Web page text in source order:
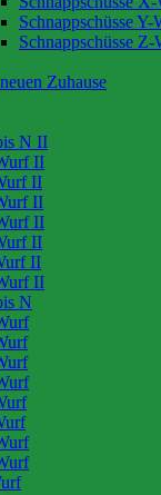
Schnappschüsse Y-
Schnappschüsse Z-
Zuhause
N II
II
II
II
II
II
II
II
N